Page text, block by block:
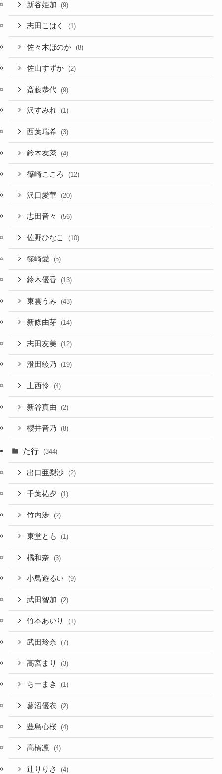
新谷姫加 (9)
志田こはく (1)
佐々木ほのか (8)
佐山すずか (2)
斎藤恭代 (9)
沢すみれ (1)
西葉瑞希 (3)
鈴木友菜 (4)
篠崎こころ (12)
沢口愛華 (20)
志田音々 (56)
佐野ひなこ (10)
篠崎愛 (5)
鈴木優香 (13)
東雲うみ (43)
新條由芽 (14)
志田友美 (12)
澄田綾乃 (19)
上西怜 (4)
新谷真由 (2)
櫻井音乃 (8)
た行 (344)
出口亜梨沙 (2)
千葉祐夕 (1)
竹内渉 (2)
東堂とも (1)
橘和奈 (3)
小鳥遊るい (9)
武田智加 (2)
竹本あいり (1)
武田玲奈 (7)
高宮まり (3)
ちーまき (1)
蓼沼優衣 (2)
豊島心桜 (4)
高橋凛 (4)
辻りりさ (4)